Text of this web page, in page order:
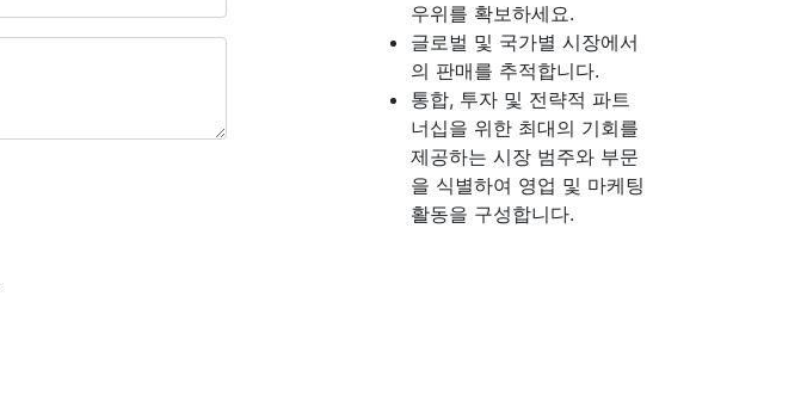
우위를 확보하세요.
글로벌 및 국가별 시장에서
의 판매를 추적합니다.
통합, 투자 및 전략적 파트
너십을 위한 최대의 기회를
제공하는 시장 범주와 부문
을 식별하여 영업 및 마케팅
활동을 구성합니다.